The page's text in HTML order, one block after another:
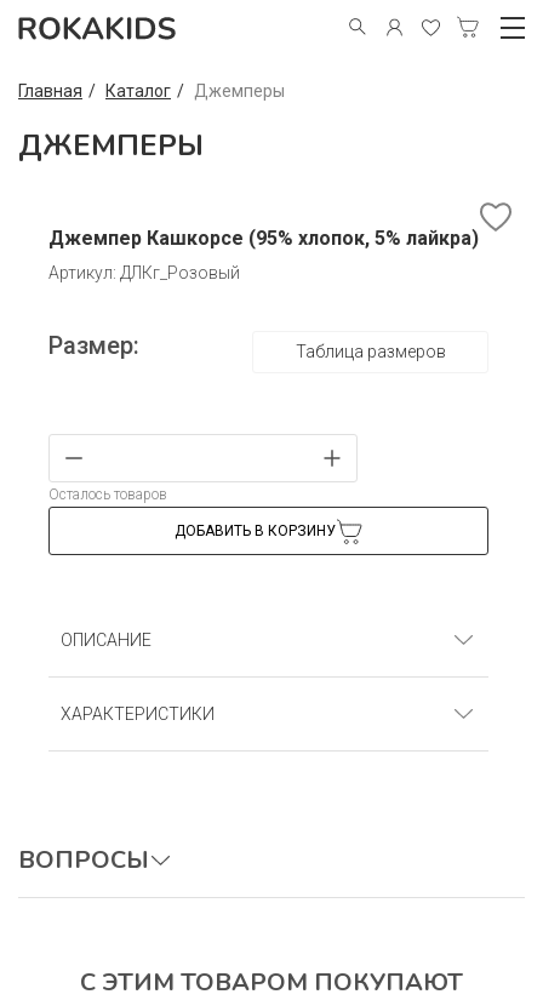
Главная Каталог Джемперы
ДЖЕМПЕРЫ
Джемпер Кашкорсе (95% хлопок, 5% лайкра)
Артикул: ДЛКг_Розовый
Размер: Таблица размеров
Осталось товаров
ДОБАВИТЬ В КОРЗИНУ
ОПИСАНИЕ
Джемпер Кашкорсе (95% хлопок, 5% лайкра)
ХАРАКТЕРИСТИКИ
ВОПРОСЫ
С ЭТИМ ТОВАРОМ ПОКУПАЮТ